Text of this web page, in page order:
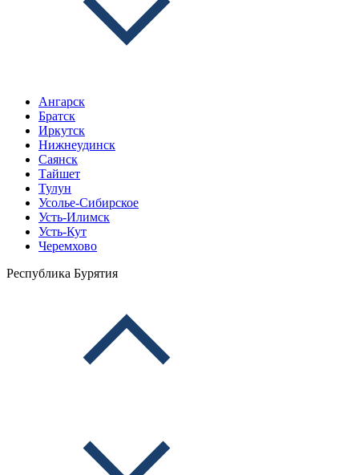
Ангарск
Братск
Иркутск
Нижнеудинск
Саянск
Тайшет
Тулун
Усолье-Сибирское
Усть-Илимск
Усть-Кут
Черемхово
Республика Бурятия